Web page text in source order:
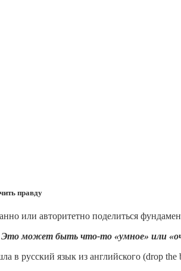
правду
или авторитетно поделиться
Это может быть что-то «умное» или
в русский язык из английского (drop